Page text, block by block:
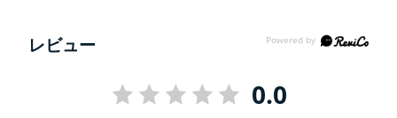
レビュー
0.0